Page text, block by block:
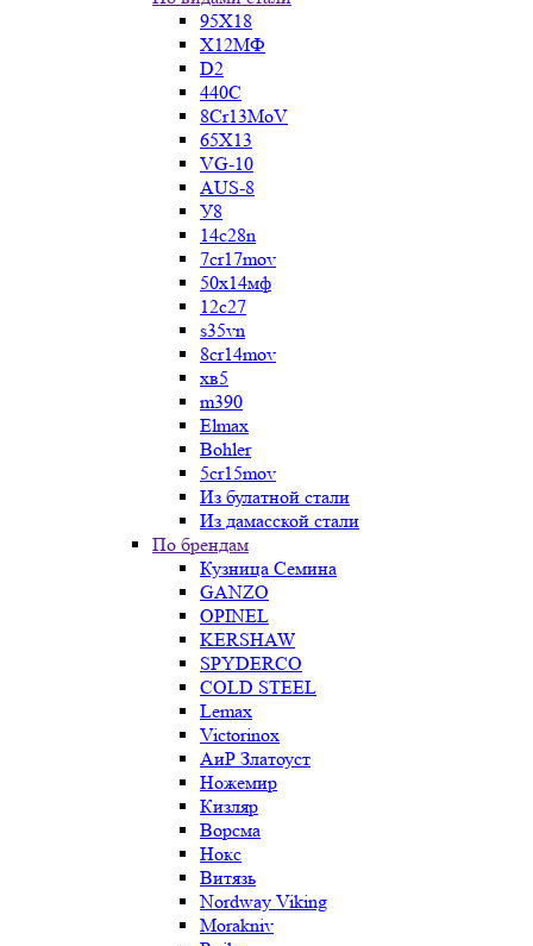
95Х18
Х12МФ
D2
440C
8Cr13MoV
65Х13
VG-10
AUS-8
У8
14c28n
7cr17mov
50х14мф
12c27
s35vn
8cr14mov
хв5
m390
Elmax
Bohler
5cr15mov
Из булатной стали
Из дамасской стали
По брендам
Кузница Семина
GANZO
OPINEL
KERSHAW
SPYDERCO
COLD STEEL
Lemax
Victorinox
АиР Златоуст
Ножемир
Кизляр
Ворсма
Нокс
Витязь
Nordway Viking
Morakniv